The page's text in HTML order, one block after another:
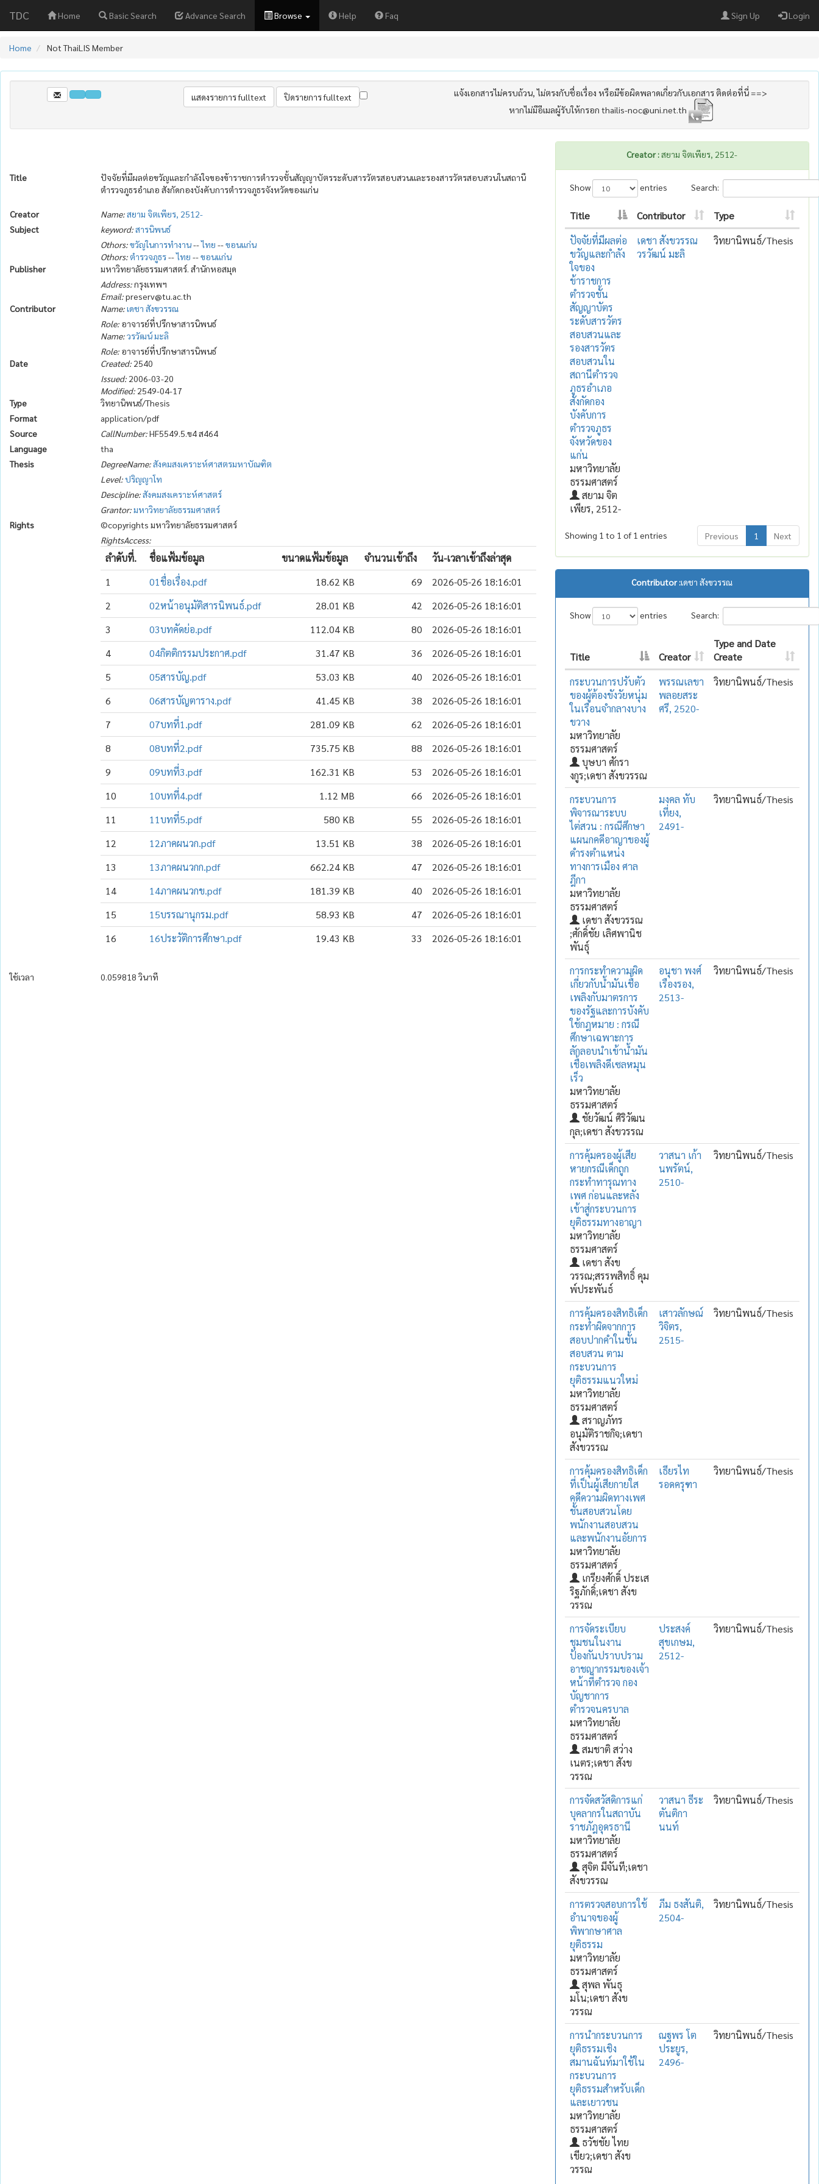
TDC Home Basic Search Advance Search Browse Help Faq Sign Up Login
Home Not ThaiLIS Member
แจ้งเอกสารไม่ครบถ้วน, ไม่ตรงกับชื่อเรื่อง หรือมีข้อผิดพลาดเกี่ยวกับเอกสาร ติดต่อที่นี่ ==>
หากไม่มีอีเมลผู้รับให้กรอก thailis-noc@uni.net.th
Title
ปัจจัยที่มีผลต่อขวัญและกำลังใจของข้าราชการตำรวจชั้นสัญญาบัตรระดับสารวัตรสอบสวนและรองสารวัตรสอบสวนในสถานี
ตำรวจภูธรอำเภอ สังกัดกองบังคับการตำรวจภูธรจังหวัดของแก่น
Creator Name:สยาม จิตเพียร, 2512-
Subject
keyword:สารนิพนธ์
Othors:ขวัญในการทำงาน--ไทย --ขอนแก่น
Othors:ตำรวจภูธร--ไทย --ขอนแก่น
Publisher
มหาวิทยาลัยธรรมศาสตร์. สำนักหอสมุด
Address:กรุงเทพฯ
Email:preserv@tu.ac.th
Contributor
Name:เดชา สังขวรรณ
Role: อาจารย์ที่ปรึกษาสารนิพนธ์
Name:วรวัฒน์ มะลิ
Role: อาจารย์ที่ปรึกษาสารนิพนธ์
Date
Created: 2540
Issued: 2006-03-20
Modified: 2549-04-17
Type
วิทยานิพนธ์/Thesis
Format
application/pdf
Source
CallNumber:HF5549.5.ข4 ส464
Language
tha
Thesis
DegreeName:สังคมสงเคราะห์ศาสตรมหาบัณฑิต
Level:ปริญญาโท
Descipline:สังคมสงเคราะห์ศาสตร์
Grantor:มหาวิทยาลัยธรรมศาสตร์
Rights
©copyrights มหาวิทยาลัยธรรมศาสตร์
RightsAccess:
ลำดับที่. ชื่อแฟ้มข้อมูล ขนาดแฟ้มข้อมูล จำนวนเข้าถึง
วัน-เวลาเข้าถึงล่าสุด
1
01ชื่อเรื่อง.pdf 18.62 KB 69
2026-05-26 18:16:01
2
02หน้าอนุมัติสารนิพนธ์.pdf 28.01 KB 42
2026-05-26 18:16:01
3
03บทคัดย่อ.pdf 112.04 KB 80
2026-05-26 18:16:01
4
04กิตติกรรมประกาศ.pdf 31.47 KB 36
2026-05-26 18:16:01
5
05สารบัญ.pdf 53.03 KB 40
2026-05-26 18:16:01
6
06สารบัญตาราง.pdf 41.45 KB 38
2026-05-26 18:16:01
7
07บทที่1.pdf 281.09 KB 62
2026-05-26 18:16:01
8
08บทที่2.pdf 735.75 KB 88
2026-05-26 18:16:01
9
09บทที่3.pdf 162.31 KB 53
2026-05-26 18:16:01
10
10บทที่4.pdf 1.12 MB 66
2026-05-26 18:16:01
11
11บทที่5.pdf 580 KB 55
2026-05-26 18:16:01
12
12ภาคผนวก.pdf 13.51 KB 38
2026-05-26 18:16:01
13
13ภาคผนวกก.pdf 662.24 KB 47
2026-05-26 18:16:01
14
14ภาคผนวกข.pdf 181.39 KB 40
2026-05-26 18:16:01
15
15บรรณานุกรม.pdf 58.93 KB 47
2026-05-26 18:16:01
16
16ประวัติการศึกษา.pdf 19.43 KB 33 2026-05-26 18:16:01
ใช้เวลา 0.059818 วินาที
Creator :สยาม จิตเพียร, 2512-
Show entries Search:
Title Contributor
Type
ปัจจัยที่มีผลต่อ
ขวัญและกำลัง
ใจของ
ข้าราชการ
ตำรวจชั้น
สัญญาบัตร
ระดับสารวัตร
สอบสวนและ
รองสารวัตร
สอบสวนใน
สถานีตำรวจ
ภูธรอำเภอ
สังกัดกอง
บังคับการ
ตำรวจภูธร
จังหวัดของ
แก่น
มหาวิทยาลัย
ธรรมศาสตร์
สยาม จิต
เพียร, 2512-
เดชา สังขวรรณ
วรวัฒน์ มะลิ
วิทยานิพนธ์/Thesis
Showing 1 to 1 of 1 entries Previous 1 Next
Contributor :เดชา สังขวรรณ
Show entries Search:
Title Creator
Type and Date
Create
กระบวนการปรับตัว
ของผู้ต้องขังวัยหนุ่ม
ในเรือนจำกลางบาง
ขวาง
มหาวิทยาลัย
ธรรมศาสตร์
บุษบา ศักรา
งกูร;เดชา สังขวรรณ
พรรณเลขา
พลอยสระ
ศรี, 2520-
วิทยานิพนธ์/Thesis
กระบวนการ
พิจารณาระบบ
ไต่สวน : กรณีศึกษา
แผนกคดีอาญาของผู้
ดำรงตำแหน่ง
ทางการเมือง ศาล
ฎีกา
มหาวิทยาลัย
ธรรมศาสตร์
เดชา สังขวรรณ
;ศักดิ์ชัย เลิศพานิช
พันธุ์
มงคล ทับ
เที่ยง,
2491-
วิทยานิพนธ์/Thesis
การกระทำความผิด
เกี่ยวกับน้ำมันเชื้อ
เพลิงกับมาตรการ
ของรัฐและการบังคับ
ใช้กฎหมาย : กรณี
ศึกษาเฉพาะการ
ลักลอบนำเข้าน้ำมัน
เชื้อเพลิงดีเซลหมุน
เร็ว
มหาวิทยาลัย
ธรรมศาสตร์
ชัยวัฒน์ ศิริวัฒน
กุล;เดชา สังขวรรณ
อนุชา พงศ์
เรืองรอง,
2513-
วิทยานิพนธ์/Thesis
การคุ้มครองผู้เสีย
หายกรณีเด็กถูก
กระทำทารุณทาง
เพศ ก่อนและหลัง
เข้าสู่กระบวนการ
ยุติธรรมทางอาญา
มหาวิทยาลัย
ธรรมศาสตร์
เดชา สังข
วรรณ;สรรพสิทธิ์ คุม
พ์ประพันธ์
วาสนา เก้า
นพรัตน์,
2510-
วิทยานิพนธ์/Thesis
การคุ้มครองสิทธิเด็ก
กระทำผิดจากการ
สอบปากคำในชั้น
สอบสวน ตาม
กระบวนการ
ยุติธรรมแนวใหม่
มหาวิทยาลัย
ธรรมศาสตร์
สราญภัทร
อนุมัติราชกิจ;เดชา
สังขวรรณ
เสาวลักษณ์
วิจิตร,
2515-
วิทยานิพนธ์/Thesis
การคุ้มครองสิทธิเด็ก
ที่เป็นผู้เสียกายใส
คดีความผิดทางเพศ
ชั้นสอบสวนโดย
พนักงานสอบสวน
และพนักงานอัยการ
มหาวิทยาลัย
ธรรมศาสตร์
เกรียงศักดิ์ ประเส
ริฐภักดิ์;เดชา สังข
วรรณ
เธียรไท
รอดครุฑา
วิทยานิพนธ์/Thesis
การจัดระเบียบ
ชุมชนในงาน
ป้องกันปราบปราม
อาชญากรรมของเจ้า
หน้าที่ตำรวจ กอง
บัญชาการ
ตำรวจนครบาล
มหาวิทยาลัย
ธรรมศาสตร์
สมชาติ สว่าง
เนตร;เดชา สังข
วรรณ
ประสงค์
สุขเกษม,
2512-
วิทยานิพนธ์/Thesis
การจัดสวัสดิการแก่
บุคลากรในสถาบัน
ราชภัฎอุดรธานี
มหาวิทยาลัย
ธรรมศาสตร์
สุจิต มีจันที;เดชา
สังขวรรณ
วาสนา ธีระ
ตันติกา
นนท์
วิทยานิพนธ์/Thesis
การตรวจสอบการใช้
อำนาจของผู้
พิพากษาศาล
ยุติธรรม
มหาวิทยาลัย
ธรรมศาสตร์
สุพล พันธุ
มโน;เดชา สังข
วรรณ
ภีม ธงสันติ,
2504-
วิทยานิพนธ์/Thesis
การนำกระบวนการ
ยุติธรรมเชิง
สมานฉันท์มาใช้ใน
กระบวนการ
ยุติธรรมสำหรับเด็ก
และเยาวชน
มหาวิทยาลัย
ธรรมศาสตร์
ธวัชชัย ไทย
เขียว;เดชา สังข
วรรณ
ณฐพร โต
ประยูร,
2496-
วิทยานิพนธ์/Thesis